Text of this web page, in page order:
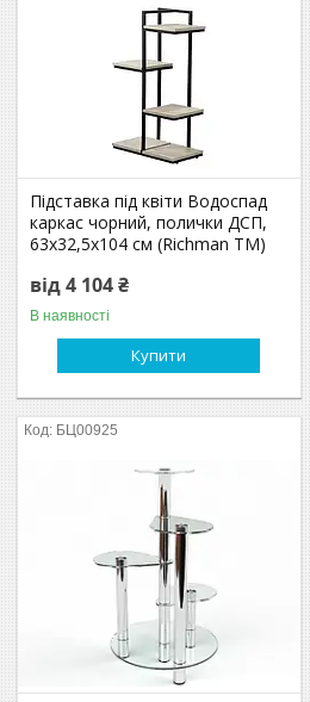
Підставка під квіти Водоспад
каркас чорний, полички ДСП,
63х32,5х104 см (Richman ТМ)
від 4 104 ₴
В наявності
Купити
БЦ00925